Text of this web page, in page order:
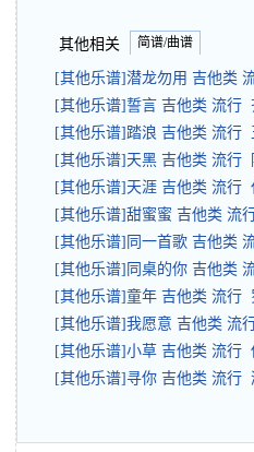
其他相关 简谱/曲谱
[其他乐谱]潜龙勿用 吉他类
[其他乐谱]誓言 吉他类 流行
[其他乐谱]踏浪 吉他类 流行
[其他乐谱]天黑 吉他类 流行
[其他乐谱]天涯 吉他类 流行
[其他乐谱]甜蜜蜜 吉他类 流
[其他乐谱]同一首歌 吉他类
[其他乐谱]同桌的你 吉他类
[其他乐谱]童年 吉他类 流行
[其他乐谱]我愿意 吉他类 流
[其他乐谱]小草 吉他类 流行
[其他乐谱]寻你 吉他类 流行